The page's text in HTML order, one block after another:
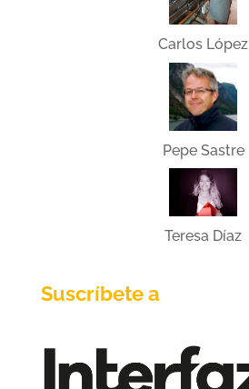
Carlos López
Pepe Sastre
Teresa Díaz
Suscríbete a